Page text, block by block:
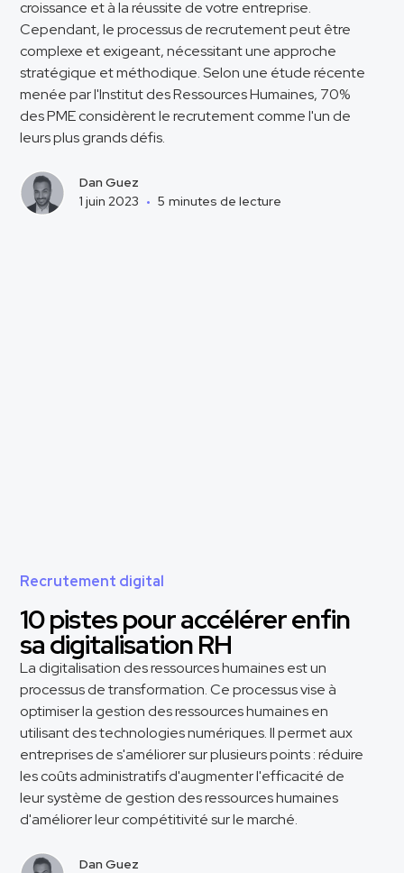
croissance et à la réussite de votre entreprise.
Cependant, le processus de recrutement peut être
complexe et exigeant, nécessitant une approche
stratégique et méthodique. Selon une étude récente
menée par l'Institut des Ressources Humaines, 70%
des PME considèrent le recrutement comme l'un de
leurs plus grands défis.
Dan Guez
1 juin 2023 • 5 minutes de lecture
Recrutement digital
10 pistes pour accélérer enfin
sa digitalisation RH
La digitalisation des ressources humaines est un
processus de transformation. Ce processus vise à
optimiser la gestion des ressources humaines en
utilisant des technologies numériques. Il permet aux
entreprises de s'améliorer sur plusieurs points : réduire
les coûts administratifs d'augmenter l'efficacité de
leur système de gestion des ressources humaines
d'améliorer leur compétitivité sur le marché.
Dan Guez